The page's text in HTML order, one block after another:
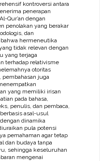
kontroversi antara
penerapan
Qur’an dengan
penolakan yang berakar
dan
hermeneutika
tidak relevan dengan
yang terjaga
terhadap relativisme
otoritas
pembahasan juga
yang memiliki irisan
pada bahasa,
penulis, dan pembaca,
asal-usul
dinamika
pula potensi
pemahaman agar tetap
dan budaya tanpa
sehingga keseluruhan
mengenai